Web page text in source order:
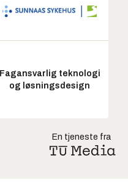
Fagansvarlig teknologi
og løsningsdesign
En tjeneste fra